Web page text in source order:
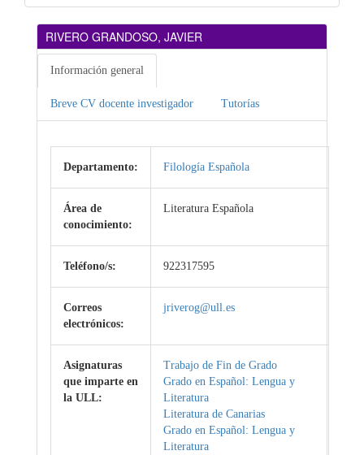
RIVERO GRANDOSO, JAVIER
Información general
Breve CV docente investigador Tutorías
Departamento: Filología Española
Área de
conocimiento:
Literatura Española
Teléfono/s: 922317595
Correos
electrónicos:
jriverog@ull.es
Asignaturas
que imparte en
la ULL:
Trabajo de Fin de Grado
Grado en Español: Lengua y
Literatura
Literatura de Canarias
Grado en Español: Lengua y
Literatura